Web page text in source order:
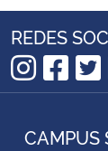
REDES
CAMPUS